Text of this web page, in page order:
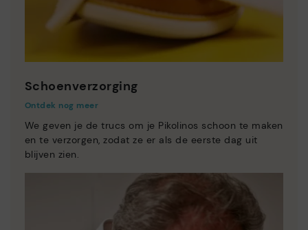
Schoenverzorging
Ontdek nog meer
We geven je de trucs om je Pikolinos schoon te maken
en te verzorgen, zodat ze er als de eerste dag uit
blijven zien.